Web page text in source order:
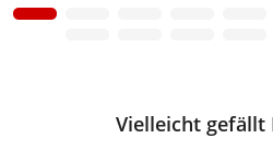
Vielleicht gefällt